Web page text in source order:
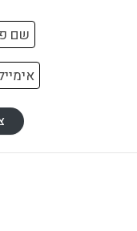
שם